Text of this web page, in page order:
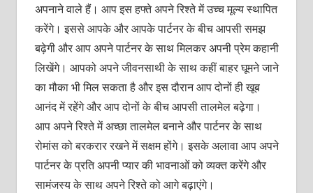
अपनाने वाले हैं। आप इस हफ्ते अपने रिश्‍ते में उच्‍च मूल्‍य स्‍थापित
करेंगे। इससे आपके और आपके पार्टनर के बीच आपसी समझ
बढ़ेगी और आप अपने पार्टनर के साथ मिलकर अपनी प्रेम कहानी
लिखेंगे। आपको अपने जीवनसाथी के साथ कहीं बाहर घूमने जाने
का मौका भी मिल सकता है और इस दौरान आप दोनों ही खूब
आनंद में रहेंगे और आप दोनों के बीच आपसी तालमेल बढ़ेगा।
आप अपने रिश्‍ते में अच्‍छा तालमेल बनाने और पार्टनर के साथ
रोमांस को बरकरार रखने में सक्षम होंगे। इसके अलावा आप अपने
पार्टनर के प्रति अपनी प्‍यार की भावनाओं को व्‍यक्‍त करेंगे और
सामंजस्‍य के साथ अपने रिश्‍ते को आगे बढ़ाएंगे।